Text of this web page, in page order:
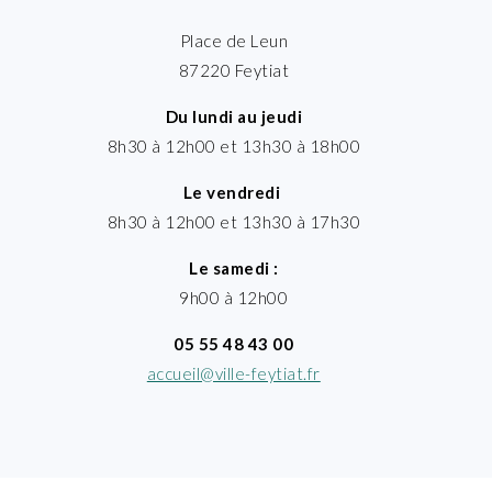
Place de Leun
87220 Feytiat
Du lundi au jeudi
8h30 à 12h00 et 13h30 à 18h00
Le vendredi
8h30 à 12h00 et 13h30 à 17h30
Le samedi :
9h00 à 12h00
05 55 48 43 00
accueil@ville-feytiat.fr